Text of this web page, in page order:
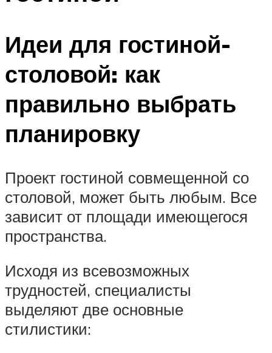
Идеи для гостиной-
столовой: как
правильно выбрать
планировку
Проект гостиной совмещенной со
столовой, может быть любым. Все
зависит от площади имеющегося
пространства.
Исходя из всевозможных
трудностей, специалисты
выделяют две основные
стилистики: